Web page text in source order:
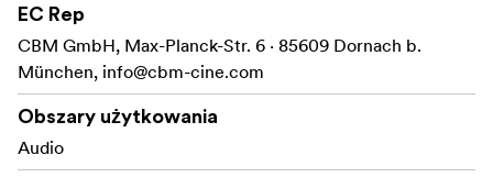
EC Rep
CBM GmbH, Max-Planck-Str. 6 · 85609 Dornach b.
München, info@cbm-cine.com
Obszary użytkowania
Audio